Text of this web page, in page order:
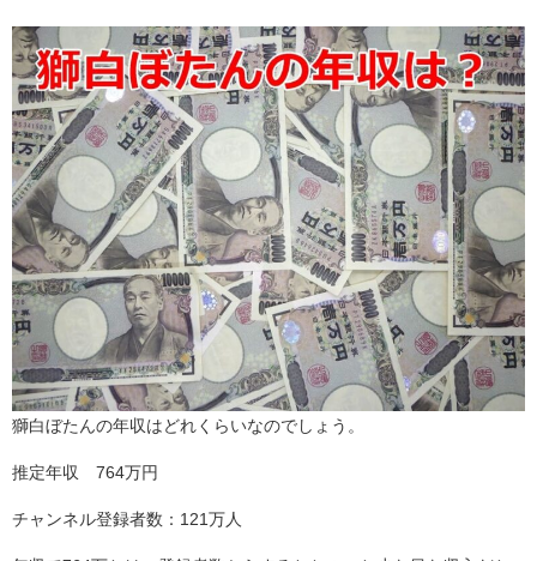
獅白ぼたんの年収はどれくらいなのでしょう。
推定年収 764万円
チャンネル登録者数：121万人